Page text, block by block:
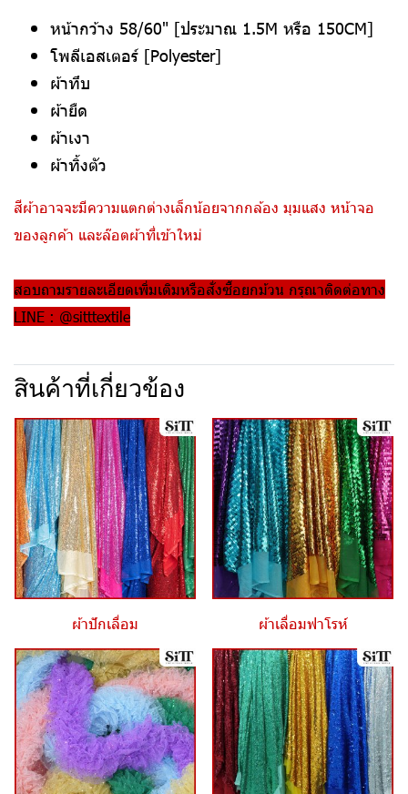
หน้ากว้าง 58/60" [ประมาณ 1.5M หรือ 150CM]
โพลีเอสเตอร์ [Polyester]
ผ้าทึบ
ผ้ายืด
ผ้าเงา
ผ้าทิ้งตัว
สีผ้าอาจจะมีความแตกต่างเล็กน้อยจากกล้อง มุมแสง หน้าจอ
ของลูกค้า และล๊อตผ้าที่เข้าใหม่
สอบถามรายละเอียดเพิ่มเติมหรือสั่งซื้อยกม้วน กรุณาติดต่อทาง
LINE : @sitttextile
สินค้าที่เกี่ยวข้อง
ผ้าปักเลื่อม ผ้าเลื่อมฟาโรห์